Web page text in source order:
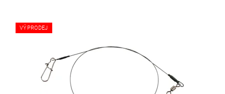
VÝPRODEJ